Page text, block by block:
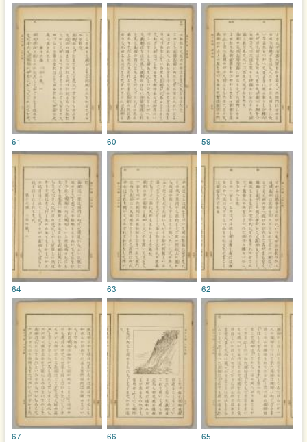
59
60
61
62
63
64
65
66
67